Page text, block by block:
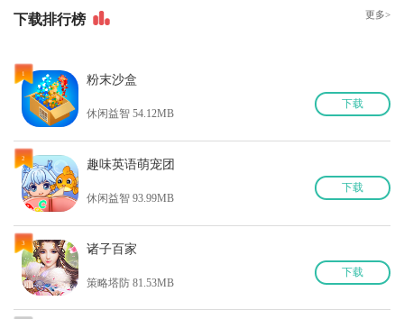
下载排行榜 更多>
1 粉末沙盒
休闲益智 54.12MB
下载
2 趣味英语萌宠团
休闲益智 93.99MB
下载
3 诸子百家
策略塔防 81.53MB
下载